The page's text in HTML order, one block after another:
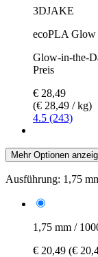
3DJAKE
ecoPLA Glow
Glow-in-the-
Preis
€ 28,49
(€ 28,49 / kg)
4.5 (243)
Mehr Optionen
Ausführung: 1,75
1,75 mm /
€ 20,49 (€